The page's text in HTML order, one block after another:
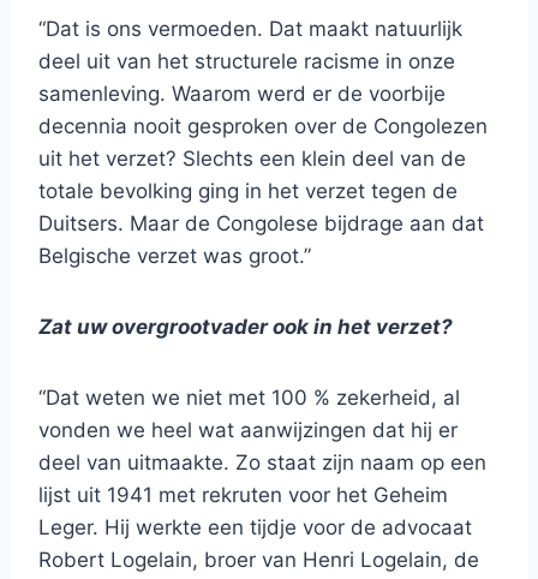
“Dat is ons vermoeden. Dat maakt natuurlijk
deel uit van het structurele racisme in onze
samenleving. Waarom werd er de voorbije
decennia nooit gesproken over de Congolezen
uit het verzet? Slechts een klein deel van de
totale bevolking ging in het verzet tegen de
Duitsers. Maar de Congolese bijdrage aan dat
Belgische verzet was groot.”
Zat uw overgrootvader ook in het verzet?
“Dat weten we niet met 100 % zekerheid, al
vonden we heel wat aanwijzingen dat hij er
deel van uitmaakte. Zo staat zijn naam op een
lijst uit 1941 met rekruten voor het Geheim
Leger. Hij werkte een tijdje voor de advocaat
Robert Logelain, broer van Henri Logelain, de